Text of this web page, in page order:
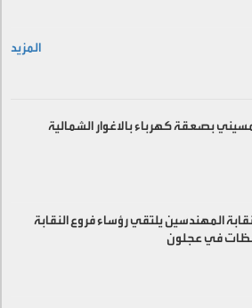
المزيد
بصعقة كهرباء بالاغوار الشمالية
المهندسين يلتقي رؤساء فروع النقابة
في عجلون